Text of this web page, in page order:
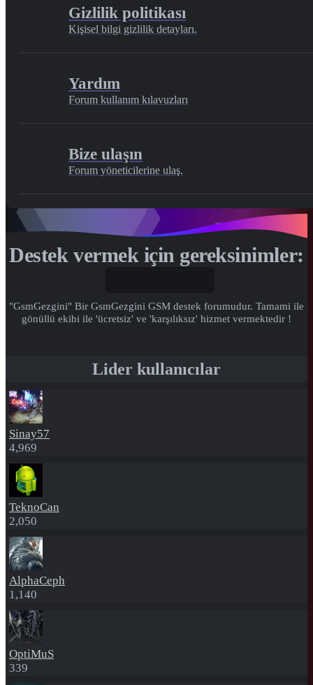
Gizlilik politikası
Kişisel bilgi gizlilik detayları.
Yardım
Forum kullanım kılavuzları
Bize ulaşın
Forum yöneticilerine ulaş.
Destek vermek için gereksinimler:
"GsmGezgini" Bir GsmGezgini GSM destek forumudur. Tamami ile
gönüllü ekibi ile 'ücretsiz' ve 'karşılıksız' hizmet vermektedir !
Lider kullanıcılar
Sinay57
4,969
TeknoCan
2,050
AlphaCeph
1,140
OptiMuS
339